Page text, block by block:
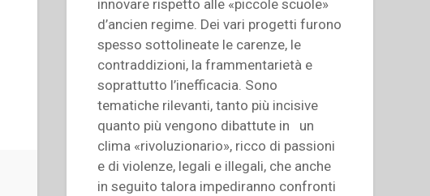
innovare rispetto alle «piccole scuole»
d’ancien regime. Dei vari progetti furono
spesso sottolineate le carenze, le
contraddizioni, la frammentarietà e
soprattutto l’inefficacia. Sono
tematiche rilevanti, tanto più incisive
quanto più vengono dibattute in un
clima «rivoluzionario», ricco di passioni
e di violenze, legali e illegali, che anche
in seguito talora impediranno confronti